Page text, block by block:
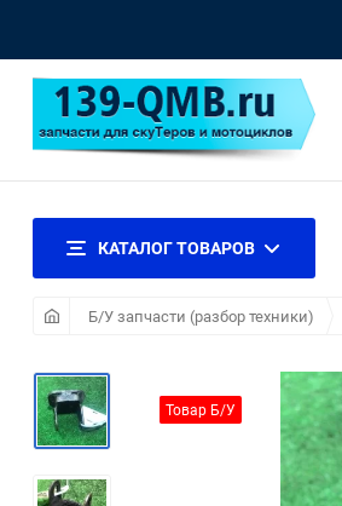
КАТАЛОГ ТОВАРОВ
Б/У запчасти (разбор техники)
Товар Б/У